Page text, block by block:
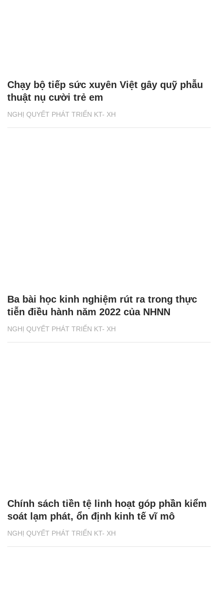
NGHỊ QUYẾT PHÁT TRIỂN KT- XH
Chạy bộ tiếp sức xuyên Việt gây quỹ phẫu
thuật nụ cười trẻ em
NGHỊ QUYẾT PHÁT TRIỂN KT- XH
Ba bài học kinh nghiệm rút ra trong thực
tiễn điều hành năm 2022 của NHNN
NGHỊ QUYẾT PHÁT TRIỂN KT- XH
Chính sách tiền tệ linh hoạt góp phần kiểm
soát lạm phát, ổn định kinh tế vĩ mô